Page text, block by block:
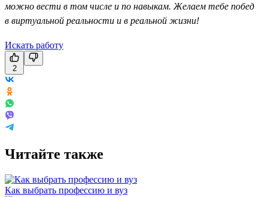
можно вести в том числе и по навыкам. Желаем тебе побед
в виртуальной реальности и в реальной жизни!
Искать работу
2
Читайте также
Как выбрать профессию и вуз